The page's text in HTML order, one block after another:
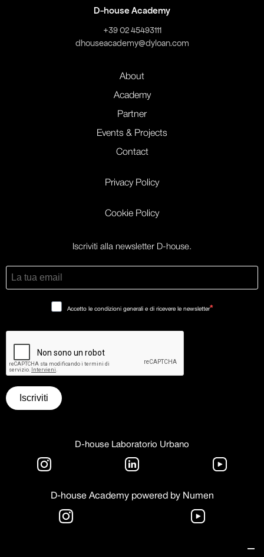
D-house Academy
+39 02 45493111
dhouseacademy@dyloan.com
About
Academy
Partner
Events & Projects
Contact
Privacy Policy
Cookie Policy
Iscriviti alla newsletter D-house.
Accetto le condizioni generali e di ricevere le newsletter
Iscriviti
D-house Laboratorio Urbano
D-house Academy powered by Numen